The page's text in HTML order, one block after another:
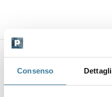
Consenso Dettagli
22 ago 2026